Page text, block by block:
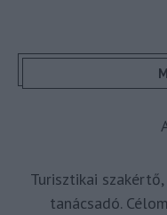
Turisztikai
tanácsadó.